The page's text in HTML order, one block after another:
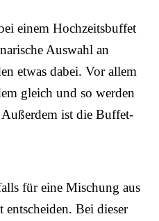
einem Hochzeitsbuffet
Auswahl an
etwas dabei. Vor allem
gleich und so werden
Außerdem ist die Buffet-
für eine Mischung aus
Bei dieser